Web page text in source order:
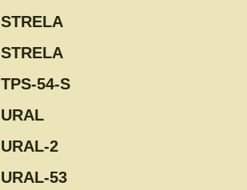
STRELA
STRELA
TPS-54-S
URAL
URAL-2
URAL-53